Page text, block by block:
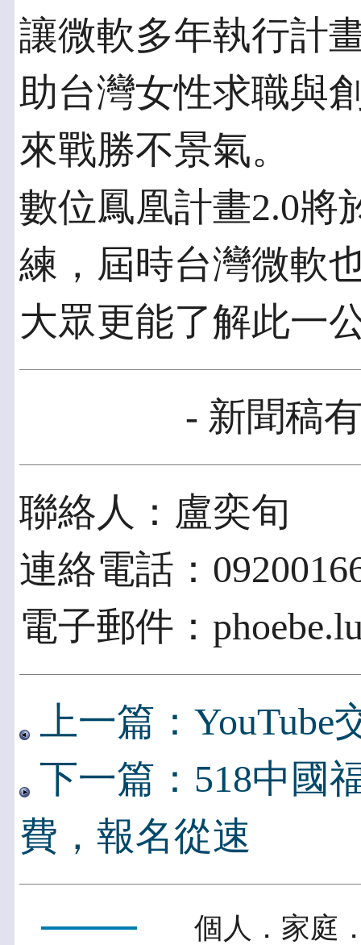
讓微軟多年執行計
助台灣女性求職與
來戰勝不景氣。
數位鳳凰計畫2.0將
練，屆時台灣微軟
大眾更能了解此一
- 新聞稿
聯絡人：盧奕旬
連絡電話：
電子郵件：
上一篇：
下一篇：518中國
費，報名從速
個人．家庭